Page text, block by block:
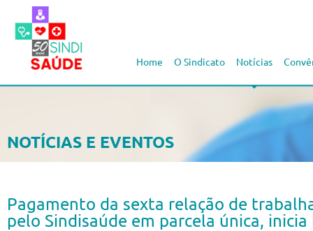
Notícias
O Sindicato
Home
NOTÍCIAS E EVENTOS
Pagamento da sexta relação de
pelo Sindisaúde em parcela única,